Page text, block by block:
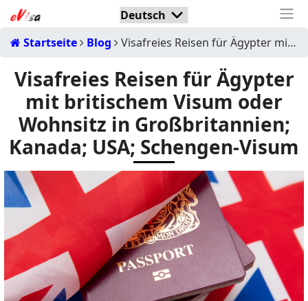
Startseite Blog Visafreies Reisen für Ägypter mit britischem Visum oder Wohnsitz in Großbritannien; Kanada; USA; Schengen-Visum
Visafreies Reisen für Ägypter
mit britischem Visum oder
Wohnsitz in Großbritannien;
Kanada; USA; Schengen-Visum